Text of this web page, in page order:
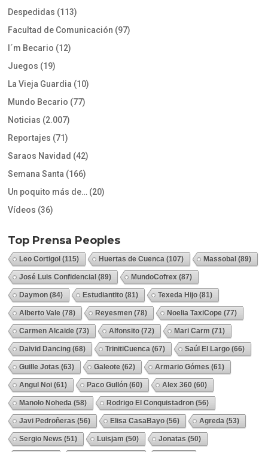
Despedidas (113)
Facultad de Comunicación (97)
I´m Becario (12)
Juegos (19)
La Vieja Guardia (10)
Mundo Becario (77)
Noticias (2.007)
Reportajes (71)
Saraos Navidad (42)
Semana Santa (166)
Un poquito más de… (20)
Vídeos (36)
Top Prensa Peoples
Leo Cortigol (115) Huertas de Cuenca (107) Massobal (89)
José Luis Confidencial (89) MundoCofrex (87)
Daymon (84) Estudiantito (81) Texeda Hijo (81)
Alberto Vale (78) Reyesmen (78) Noelia TaxiCope (77)
Carmen Alcaide (73) Alfonsito (72) Mari Carm (71)
Daivid Dancing (68) TrinitiCuenca (67) Saúl El Largo (66)
Guille Jotas (63) Galeote (62) Armario Gómes (61)
Angul Noi (61) Paco Gullón (60) Alex 360 (60)
Manolo Noheda (58) Rodrigo El Conquistadron (56)
Javi Pedroñeras (56) Elisa CasaBayo (56) Agreda (53)
Sergio News (51) Luisjam (50) Jonatas (50)